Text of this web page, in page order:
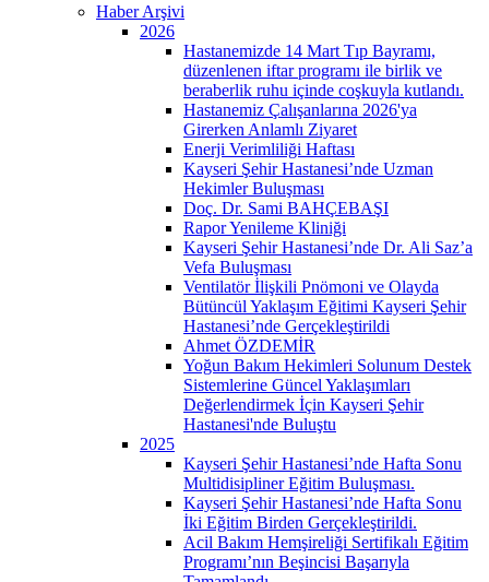
Haber Arşivi
2026
Hastanemizde 14 Mart Tıp Bayramı,
düzenlenen iftar programı ile birlik ve
beraberlik ruhu içinde coşkuyla kutlandı.
Hastanemiz Çalışanlarına 2026'ya
Girerken Anlamlı Ziyaret
Enerji Verimliliği Haftası
Kayseri Şehir Hastanesi’nde Uzman
Hekimler Buluşması
Doç. Dr. Sami BAHÇEBAŞI
Rapor Yenileme Kliniği
Kayseri Şehir Hastanesi’nde Dr. Ali Saz’a
Vefa Buluşması
Ventilatör İlişkili Pnömoni ve Olayda
Bütüncül Yaklaşım Eğitimi Kayseri Şehir
Hastanesi’nde Gerçekleştirildi
Ahmet ÖZDEMİR
Yoğun Bakım Hekimleri Solunum Destek
Sistemlerine Güncel Yaklaşımları
Değerlendirmek İçin Kayseri Şehir
Hastanesi'nde Buluştu
2025
Kayseri Şehir Hastanesi’nde Hafta Sonu
Multidisipliner Eğitim Buluşması.
Kayseri Şehir Hastanesi’nde Hafta Sonu
İki Eğitim Birden Gerçekleştirildi.
Acil Bakım Hemşireliği Sertifikalı Eğitim
Programı’nın Beşincisi Başarıyla